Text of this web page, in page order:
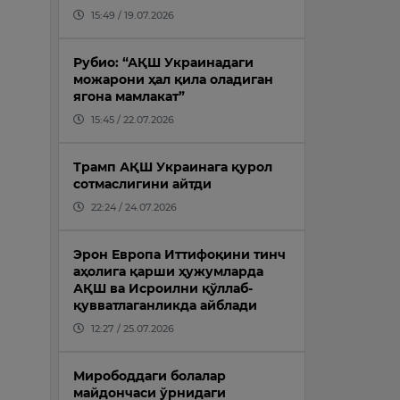
15:49 / 19.07.2026
Рубио: “АҚШ Украинадаги
можарони ҳал қила оладиган
ягона мамлакат”
15:45 / 22.07.2026
Трамп АҚШ Украинага қурол
сотмаслигини айтди
22:24 / 24.07.2026
Эрон Европа Иттифоқини тинч
аҳолига қарши ҳужумларда
АҚШ ва Исроилни қўллаб-
қувватлаганликда айблади
12:27 / 25.07.2026
Мирободдаги болалар
майдончаси ўрнидаги